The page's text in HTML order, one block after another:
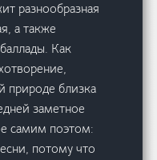
разнообразная
а также
Как
природе близка
заметное
самим поэтом:
потому что